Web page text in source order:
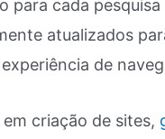
para cada
atualizados
de
criação de sites,